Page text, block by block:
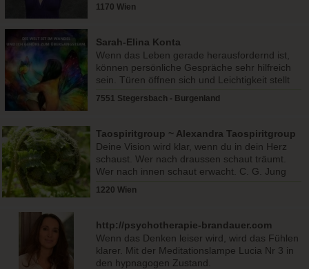
1170 Wien
Sarah-Elina Konta
Wenn das Leben gerade herausfordernd ist,
können persönliche Gespräche sehr hilfreich
sein. Türen öffnen sich und Leichtigkeit stellt
7551 Stegersbach - Burgenland
Taospiritgroup ~ Alexandra Taospiritgroup
Deine Vision wird klar, wenn du in dein Herz
schaust. Wer nach draussen schaut träumt.
Wer nach innen schaut erwacht. C. G. Jung
1220 Wien
http://psychotherapie-brandauer.com
Wenn das Denken leiser wird, wird das Fühlen
klarer. Mit der Meditationslampe Lucia Nr 3 in
den hypnagogen Zustand.